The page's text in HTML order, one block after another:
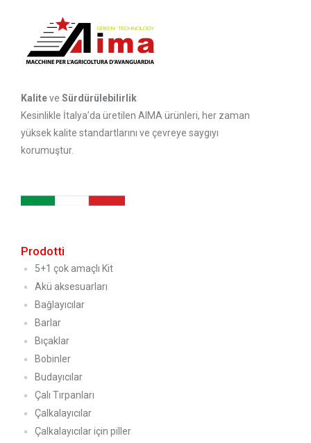
Kaliteve Sürdürülebilirlik
Kesinlikle İtalya’da üretilen AIMA ürünleri, her zaman
yüksek kalite standartlarını ve çevreye saygıyı
korumuştur.
Prodotti
5+1 çok amaçlı Kit
Akü aksesuarları
Bağlayıcılar
Barlar
Bıçaklar
Bobinler
Budayıcılar
Çalı Tırpanları
Çalkalayıcılar
Çalkalayıcılar için piller